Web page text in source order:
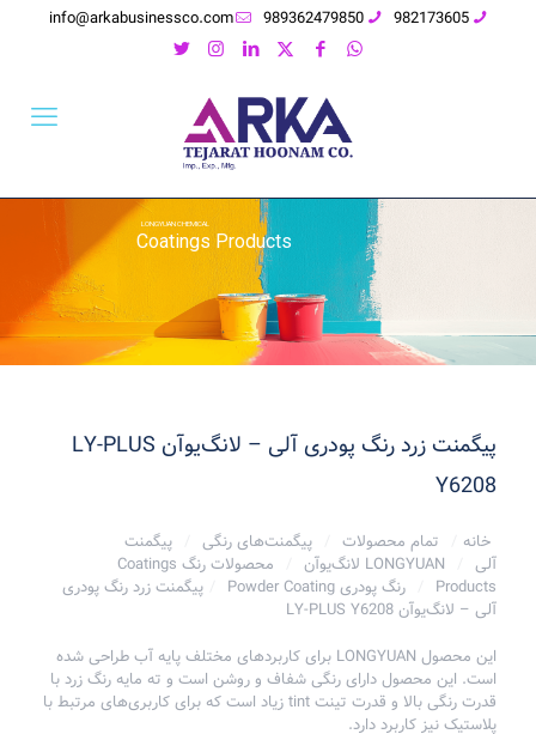
982173605
989362479850
info@arkabusinessco.com
Coatings Products
LONGYUAN CHEMICAL
پیگمنت زرد رنگ پودری آلی – لانگ‌یوآن LY-PLUS
Y6208
خانه تمام محصولات پیگمنت‌های رنگی
پیگمنت
آلی
LONGYUAN لانگ‌یوآن
محصولات رنگ Coatings
Products
رنگ پودری Powder Coating
پیگمنت زرد رنگ پودری
آلی – لانگ‌یوآن LY-PLUS Y6208
این محصول LONGYUAN برای کاربردهای مختلف پایه آب طراحی شده
است. این محصول دارای رنگی شفاف و روشن است و ته مایه رنگ زرد با
قدرت رنگی بالا و قدرت تینت tint زیاد است که برای کاربری‌های مرتبط با
پلاستیک نیز کاربرد دارد.